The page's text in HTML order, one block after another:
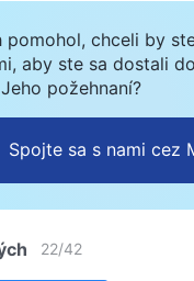
pomohol, chceli by
aby ste sa dostali
požehnaní?
Spojte sa s nami cez
22/42